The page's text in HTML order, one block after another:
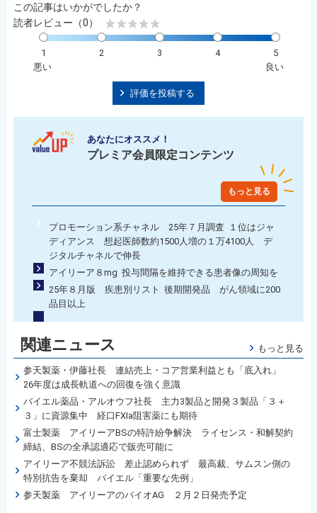
この記事はいかがでしたか？
読者レビュー（0）
1 2 3 4
5
悪い
良い
評価を投稿する
あなたにオススメ！
プレミア会員限定コンテンツ
もっと見る
プロモーション系チャネル 25年７月調査 １位はジャ
ディアンス 想起医師数約1500人増の１万4100人 デ
ジタルチャネルで伸長
アイリーア８mg 投与間隔を維持できる患者像の周知を
25年８月版 疾患別リスト 後期開発品 がん領域に200
品目以上
関連ニュース もっと見る
参天製薬・伊藤社長 連結売上・コア営業利益とも「底入れ」
26年度は成長軌道への回復を強く意識
バイエル薬品・アルオウフ社長 主力3製品と開発３製品「３＋
３」に資源集中 経口FXIa阻害薬にも期待
富士製薬 アイリーアBSの特許紛争解決 ライセンス・和解契約
締結、BSの全承認適応で販売可能に
アイリーア不競法訴訟 差止認められず 最高裁、サムスン側の
特別抗告を棄却 バイエル「重要な先例」
参天製薬 アイリーアのバイオAG ２月２日発売予定